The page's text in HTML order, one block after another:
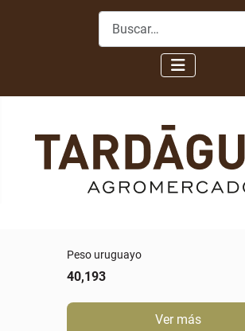
Buscar
Peso uruguayo
40,193
Ver más